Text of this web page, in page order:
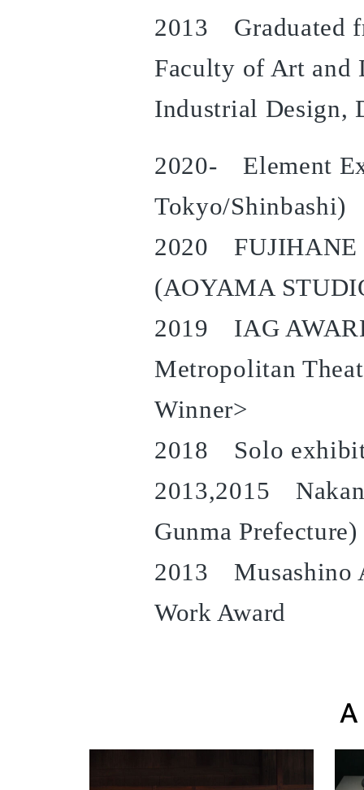
2013 Graduated
Faculty of Art and
Industrial Design,
2020- Element
Tokyo/Shinbashi)
2020 FUJIHANE
(AOYAMA
2019 IAG
Metropolitan
Winner>
2018 Solo
2013,2015
Gunma Prefecture)
2013 Musashino
Work Award